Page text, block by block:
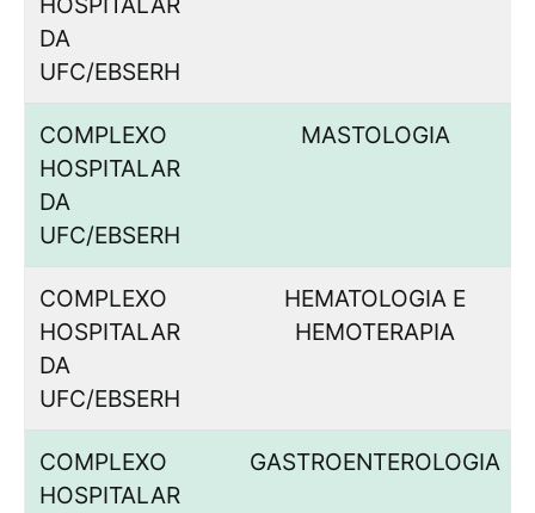
DA
UFC/EBSERH
COMPLEXO
HOSPITALAR
DA
UFC/EBSERH
MASTOLOGIA
COMPLEXO
HOSPITALAR
DA
UFC/EBSERH
HEMATOLOGIA E
HEMOTERAPIA
COMPLEXO
HOSPITALAR
GASTROENTEROLOGIA